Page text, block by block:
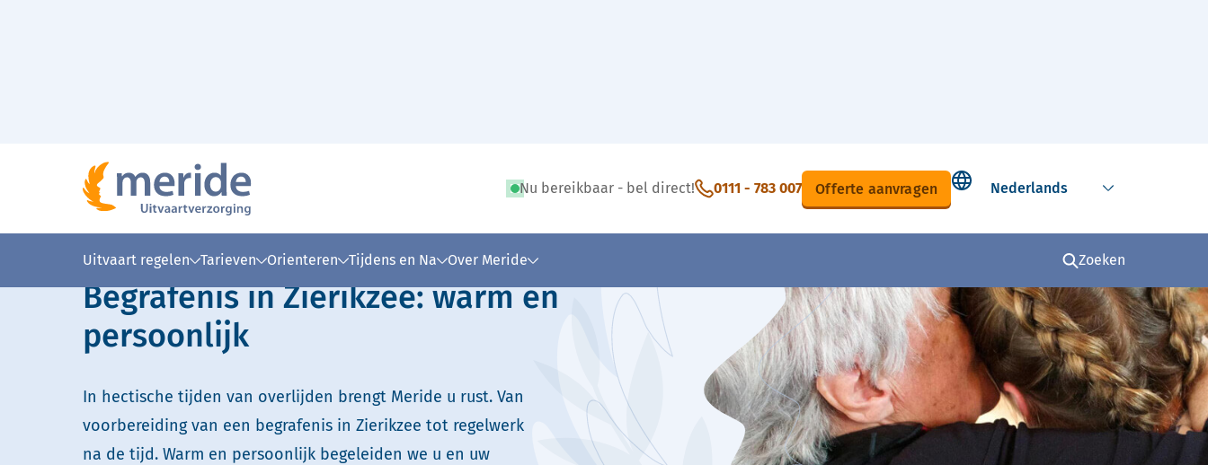
Nu bereikbaar - bel direct! 0111 - 783 007 Offerte aanvragen
Select language
Uitvaart regelen Tarieven Orienteren Tijdens en Na Over Meride Zoeken
Lees voor Uitleg woorden Simpele tekst
Begrafenis in Zierikzee: warm en
persoonlijk
In hectische tijden van overlijden brengt Meride u rust. Van
voorbereiding van een begrafenis in Zierikzee tot regelwerk
na de tijd. Warm en persoonlijk begeleiden we u en uw